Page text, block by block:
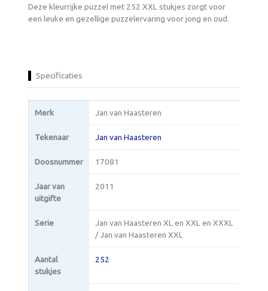
Deze kleurrijke puzzel met 252 XXL stukjes zorgt voor
een leuke en gezellige puzzelervaring voor jong en oud.
Specificaties
Merk Jan van Haasteren
Tekenaar Jan van Haasteren
Doosnummer 17081
Jaar van
uitgifte
2011
Serie
Jan van Haasteren XL en XXL en XXXL
/ Jan van Haasteren XXL
Aantal
stukjes
252